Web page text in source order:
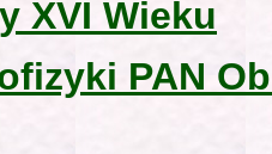
XVI Wieku
PAN